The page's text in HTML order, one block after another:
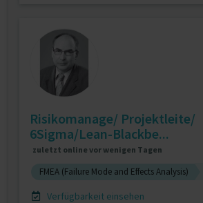
Risikomanage/ Projektleite/
6Sigma/Lean-Blackbe...
zuletzt online vor wenigen Tagen
FMEA (Failure Mode and Effects Analysis)
Verfügbarkeit einsehen